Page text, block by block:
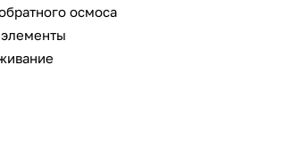
осмоса